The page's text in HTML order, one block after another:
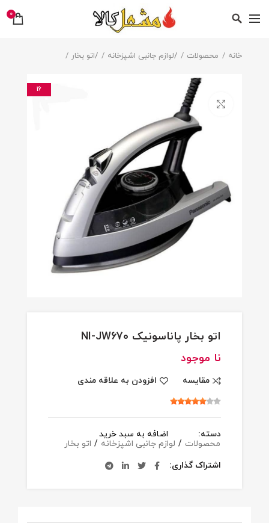
0
خانه محصولات /لوازم جانبی اشپزخانه /اتو بخار
16
بزرگنمایی تصویر
اتو بخار پاناسونیک NI-JW670
نا موجود
مقایسه افزودن به علاقه مندی
اضافه به سبد خرید
دسته:
محصولات / لوازم جانبی اشپزخانه / اتو بخار
اشتراک گذاری